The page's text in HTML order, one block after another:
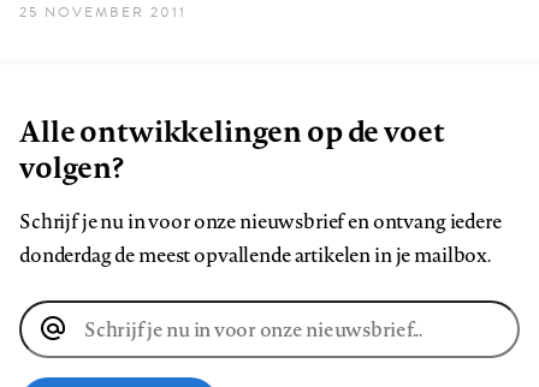
25 NOVEMBER 2011
Alle ontwikkelingen op de voet
volgen?
Schrijf je nu in voor onze nieuwsbrief en ontvang iedere
donderdag de meest opvallende artikelen in je mailbox.
E-
mailadres